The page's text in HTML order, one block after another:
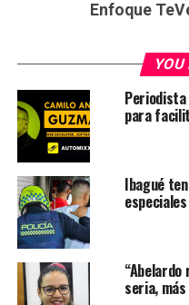
Enfoque
para
Ibagué
seria,